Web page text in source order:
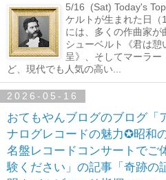
5/16 (Sat) Today's
ケルトが生まれた日
には、多くの作曲家が
シューベルト《君は
呈》、そしてマーラー
ど、現代でも人気の高い...
2026-05-16
おてもやんブログのブログ「
ナログレコードの魅力✪昭和
名盤レコードコンサートでご
験ください」の記事「奇跡の